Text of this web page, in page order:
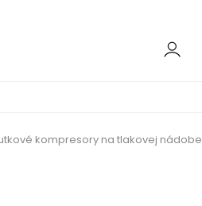
kompresory na tlakovej nádobe